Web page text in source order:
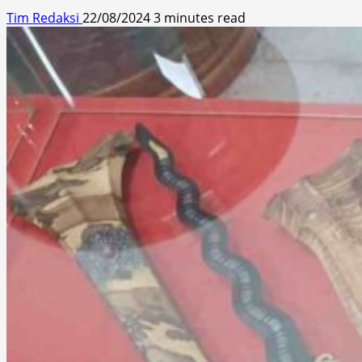
Tim Redaksi 22/08/20243 minutes read